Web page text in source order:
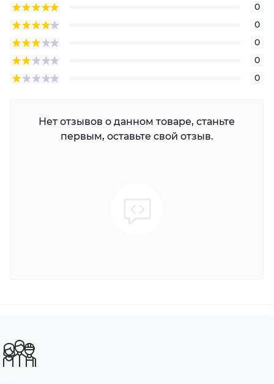
0
0
0
0
0
Нет отзывов о данном товаре, станьте
первым, оставьте свой отзыв.